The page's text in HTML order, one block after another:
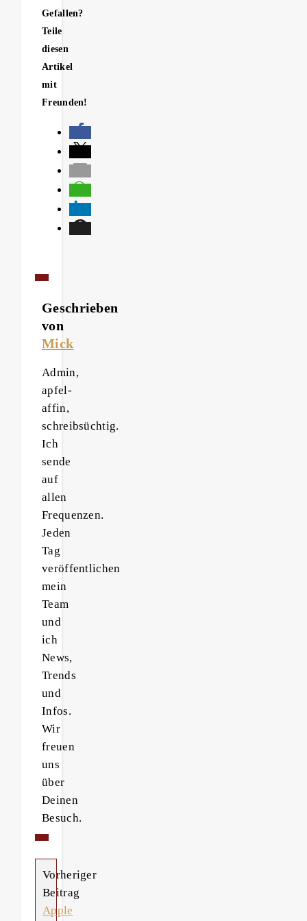
Gefallen?
Teile
diesen
Artikel
mit
Freunden!
Geschrieben
von
Mick
Admin,
apfel-
affin,
schreibsüchtig.
Ich
sende
auf
allen
Frequenzen.
Jeden
Tag
veröffentlichen
mein
Team
und
ich
News,
Trends
und
Infos.
Wir
freuen
uns
über
Deinen
Besuch.
Vorheriger
Beitrag
Apple